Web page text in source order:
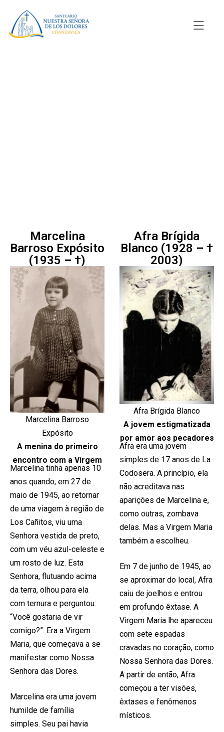
Marcelina
Barroso Expósito
(1935 – †)
Marcelina Barroso
Expósito
A menina do primeiro
encontro com a Virgem
Marcelina tinha apenas 10
anos quando, em 27 de
maio de 1945, ao retornar
de uma viagem à região de
Los Cañitos, viu uma
Senhora vestida de preto,
com um véu azul-celeste e
um rosto de luz. Esta
Senhora, flutuando acima
da terra, olhou para ela
com ternura e perguntou:
“Você gostaria de vir
comigo?”. Era a Virgem
Maria, que começava a se
manifestar como Nossa
Senhora das Dores.
Marcelina era uma jovem
humilde de família
simples. Seu pai havia
Afra Brígida
Blanco (1928 – †
2003)
Afra Brígida Blanco
A jovem estigmatizada
por amor aos pecadores
Afra era uma jovem
simples de 17 anos de La
Codosera. A princípio, ela
não acreditava nas
aparições de Marcelina e,
como outras, zombava
delas. Mas a Virgem Maria
também a escolheu.
Em 7 de junho de 1945, ao
se aproximar do local, Afra
caiu de joelhos e entrou
em profundo êxtase. A
Virgem Maria lhe apareceu
com sete espadas
cravadas no coração, como
Nossa Senhora das Dores.
A partir de então, Afra
começou a ter visões,
êxtases e fenômenos
místicos.